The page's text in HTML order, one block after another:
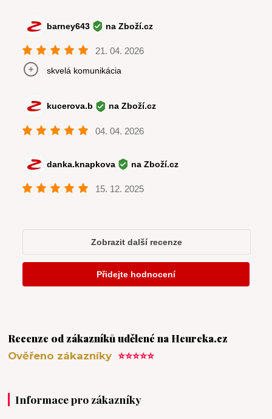
Recenze od zákazníků udělené na Heureka.cz
Ověřeno zákazníky⭐⭐⭐⭐⭐
Informace pro zákazníky